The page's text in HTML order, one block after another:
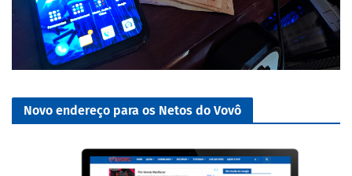
Novo endereço para os Netos do Vovô